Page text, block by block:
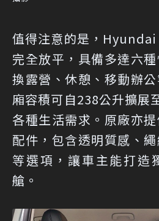
值得注意的是，
完全放平，具備多達六
換露營、休憩、移動辦
廂容積可自238公升擴展
各種生活需求。原廠亦
配件，包含透明質感、
等選項，讓車主能打造
艙。